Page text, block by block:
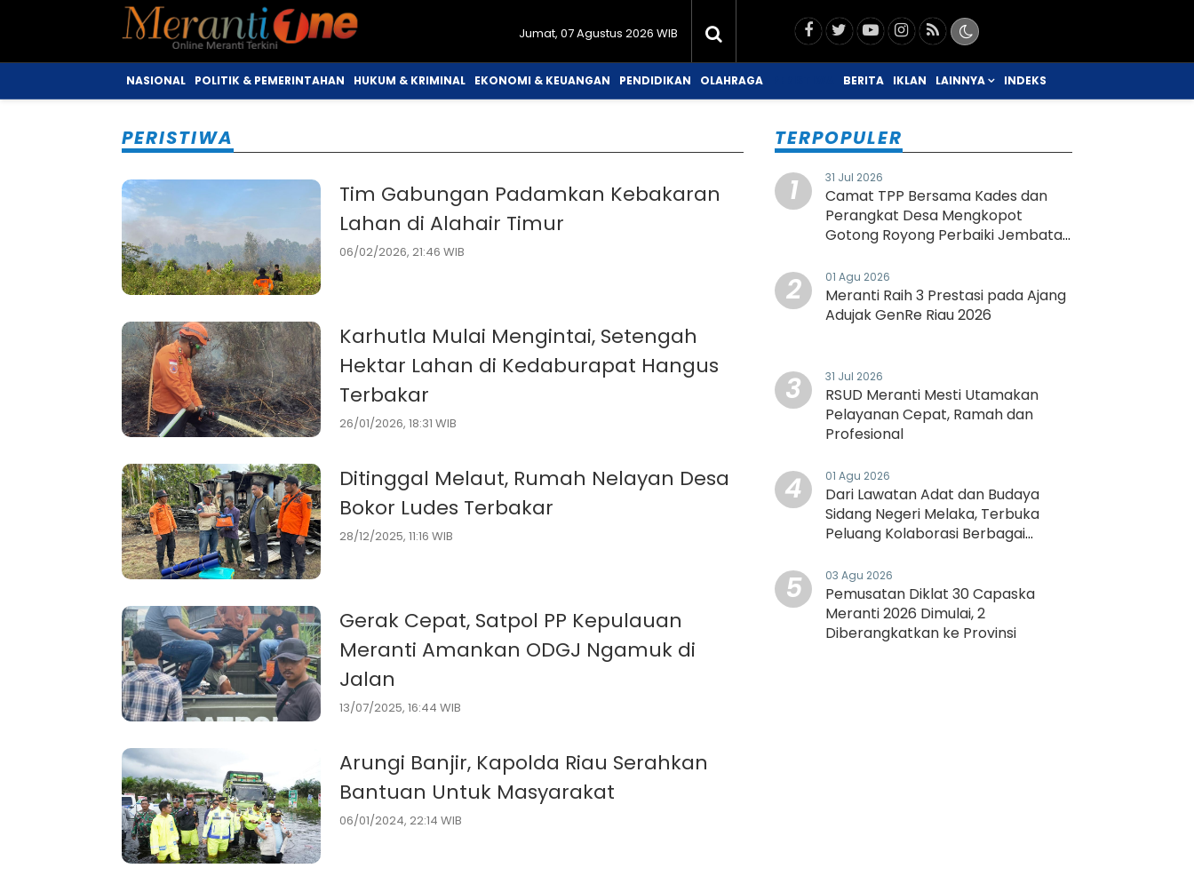
Jumat, 07 Agustus 2026 WIB
NASIONAL POLITIK & PEMERINTAHAN HUKUM & KRIMINAL EKONOMI & KEUANGAN PENDIDIKAN OLAHRAGA BERITA IKLAN LAINNYA INDEKS
PERISTIWA
Tim Gabungan Padamkan Kebakaran
Lahan di Alahair Timur
06/02/2026, 21:46 WIB
Karhutla Mulai Mengintai, Setengah
Hektar Lahan di Kedaburapat Hangus
Terbakar
26/01/2026, 18:31 WIB
Ditinggal Melaut, Rumah Nelayan Desa
Bokor Ludes Terbakar
28/12/2025, 11:16 WIB
Gerak Cepat, Satpol PP Kepulauan
Meranti Amankan ODGJ Ngamuk di
Jalan
13/07/2025, 16:44 WIB
Arungi Banjir, Kapolda Riau Serahkan
Bantuan Untuk Masyarakat
06/01/2024, 22:14 WIB
TERPOPULER
1 31 Jul 2026
Camat TPP Bersama Kades dan
Perangkat Desa Mengkopot
Gotong Royong Perbaiki Jembatan
2 01 Agu 2026
Meranti Raih 3 Prestasi pada Ajang
Adujak GenRe Riau 2026
3 31 Jul 2026
RSUD Meranti Mesti Utamakan
Pelayanan Cepat, Ramah dan
Profesional
4 01 Agu 2026
Dari Lawatan Adat dan Budaya
Sidang Negeri Melaka, Terbuka
Peluang Kolaborasi Berbagai
5 03 Agu 2026
Pemusatan Diklat 30 Capaska
Meranti 2026 Dimulai, 2
Diberangkatkan ke Provinsi